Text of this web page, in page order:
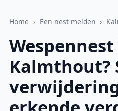
Home › Een nest melden ›
Kalmthout?